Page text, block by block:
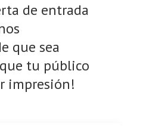
de entrada
que sea
tu público
impresión!